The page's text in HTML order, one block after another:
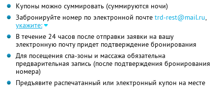
Купоны можно суммировать (суммируются ночи)
Забронируйте номер по электронной почте trd-rest@mail.ru,
укажите:
В течение 24 часов после отправки заявки на вашу
электронную почту придет подтверждение бронирования
Для посещения спа-зоны и массажа обязательна
предварительная запись (после подтверждения бронирования
номера)
Предъявите распечатанный или электронный купон на месте